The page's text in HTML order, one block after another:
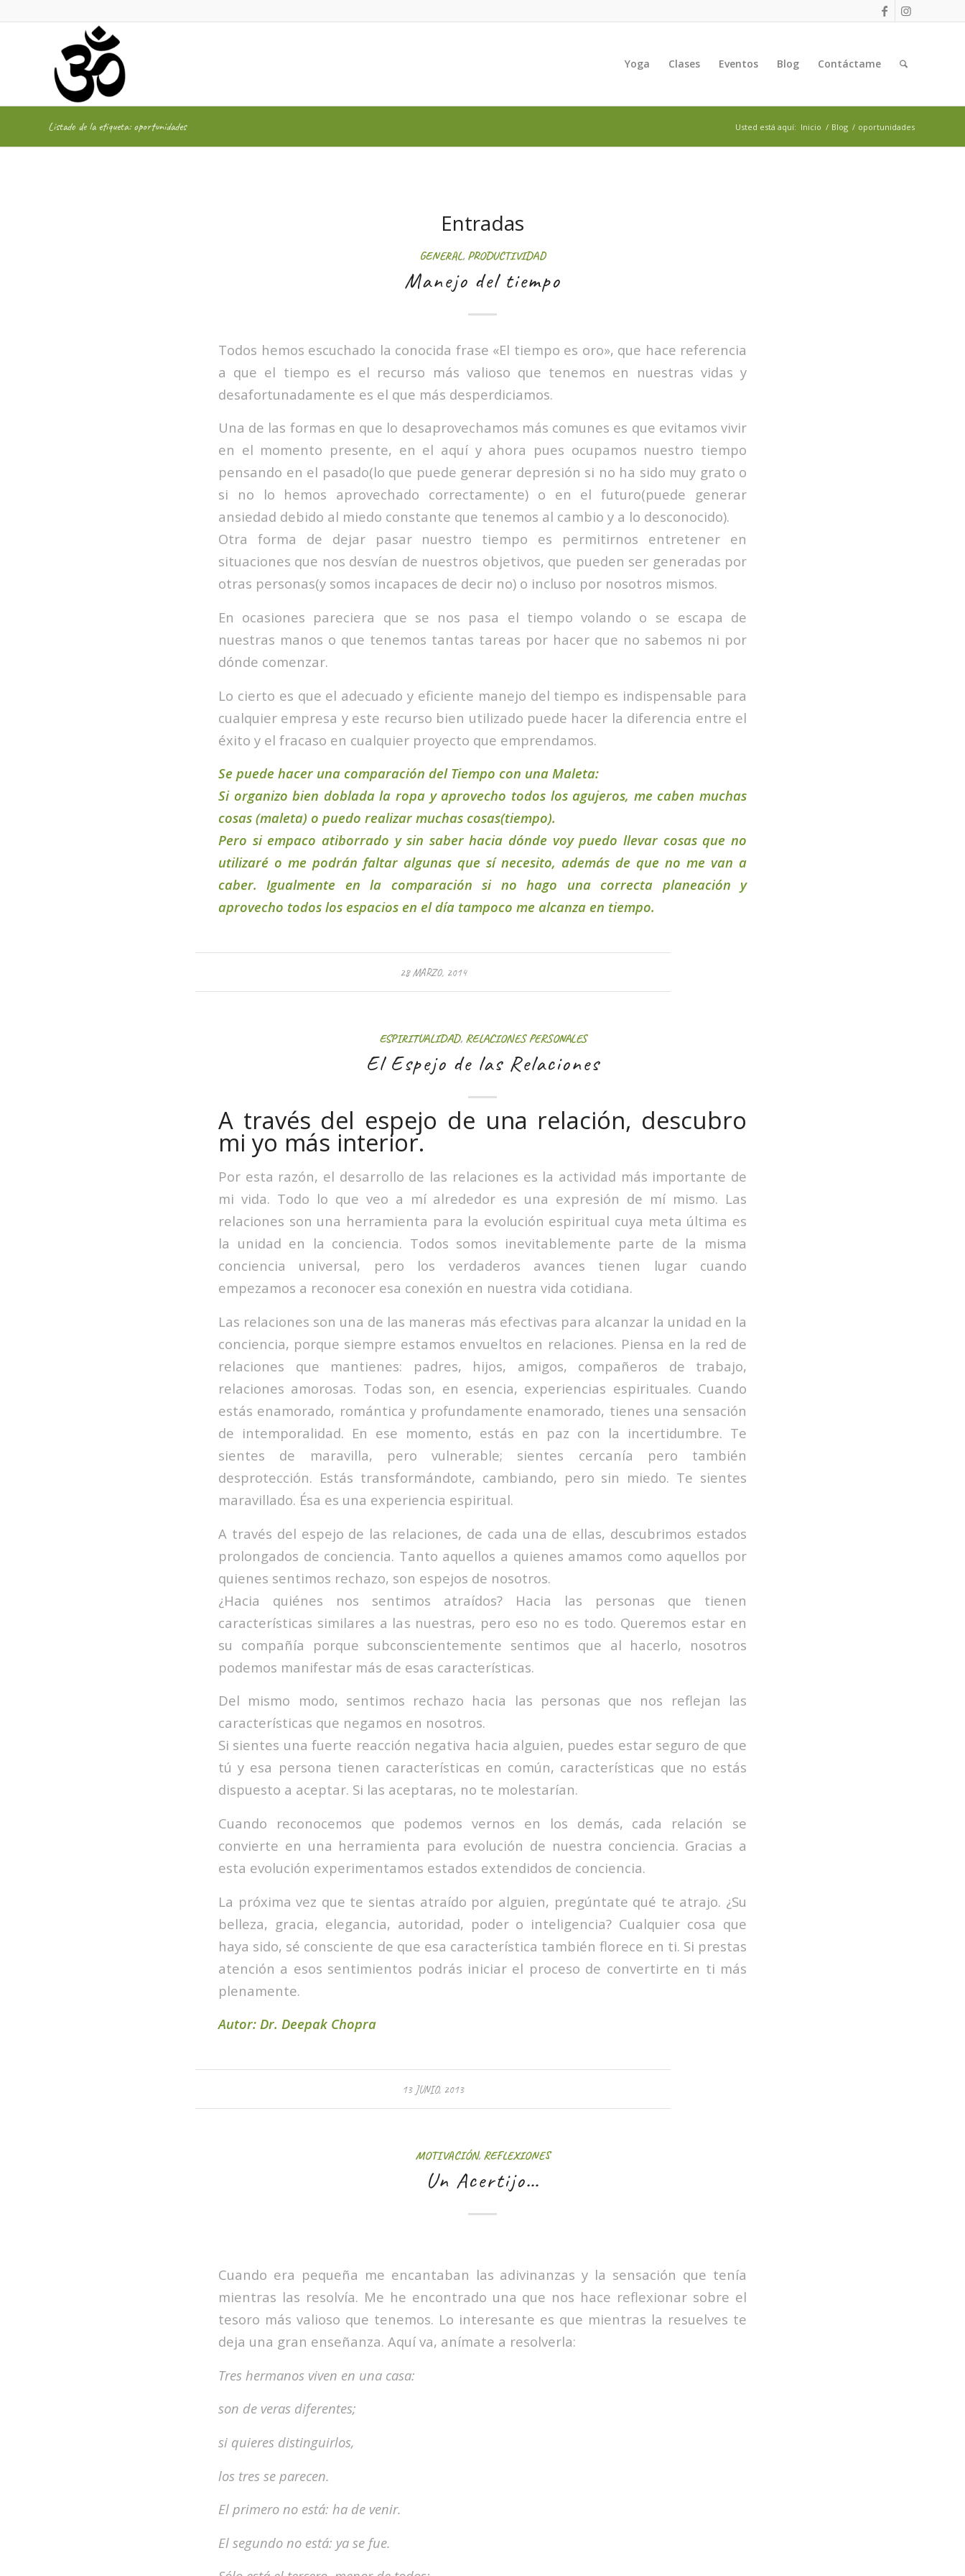
Yoga Clases Eventos Blog Contáctame
Listado de la etiqueta: oportunidades Usted está aquí: Inicio / Blog / oportunidades
Entradas
GENERAL, PRODUCTIVIDAD
Manejo del tiempo
Todos hemos escuchado la conocida frase «El tiempo es oro», que hace referencia
a que el tiempo es el recurso más valioso que tenemos en nuestras vidas y
desafortunadamente es el que más desperdiciamos.
Una de las formas en que lo desaprovechamos más comunes es que evitamos vivir
en el momento presente, en el aquí y ahora pues ocupamos nuestro tiempo
pensando en el pasado(lo que puede generar depresión si no ha sido muy grato o
si no lo hemos aprovechado correctamente) o en el futuro(puede generar
ansiedad debido al miedo constante que tenemos al cambio y a lo desconocido).
Otra forma de dejar pasar nuestro tiempo es permitirnos entretener en
situaciones que nos desvían de nuestros objetivos, que pueden ser generadas por
otras personas(y somos incapaces de decir no) o incluso por nosotros mismos.
En ocasiones pareciera que se nos pasa el tiempo volando o se escapa de
nuestras manos o que tenemos tantas tareas por hacer que no sabemos ni por
dónde comenzar.
Lo cierto es que el adecuado y eficiente manejo del tiempo es indispensable para
cualquier empresa y este recurso bien utilizado puede hacer la diferencia entre el
éxito y el fracaso en cualquier proyecto que emprendamos.
Se puede hacer una comparación del Tiempo con una Maleta:
Si organizo bien doblada la ropa y aprovecho todos los agujeros, me caben muchas
cosas (maleta) o puedo realizar muchas cosas(tiempo).
Pero si empaco atiborrado y sin saber hacia dónde voy puedo llevar cosas que no
utilizaré o me podrán faltar algunas que sí necesito, además de que no me van a
caber. Igualmente en la comparación si no hago una correcta planeación y
aprovecho todos los espacios en el día tampoco me alcanza en tiempo.
28 MARZO, 2014
ESPIRITUALIDAD, RELACIONES PERSONALES
El Espejo de las Relaciones
A través del espejo de una relación, descubro
mi yo más interior.
Por esta razón, el desarrollo de las relaciones es la actividad más importante de
mi vida. Todo lo que veo a mí alrededor es una expresión de mí mismo. Las
relaciones son una herramienta para la evolución espiritual cuya meta última es
la unidad en la conciencia. Todos somos inevitablemente parte de la misma
conciencia universal, pero los verdaderos avances tienen lugar cuando
empezamos a reconocer esa conexión en nuestra vida cotidiana.
Las relaciones son una de las maneras más efectivas para alcanzar la unidad en la
conciencia, porque siempre estamos envueltos en relaciones. Piensa en la red de
relaciones que mantienes: padres, hijos, amigos, compañeros de trabajo,
relaciones amorosas. Todas son, en esencia, experiencias espirituales. Cuando
estás enamorado, romántica y profundamente enamorado, tienes una sensación
de intemporalidad. En ese momento, estás en paz con la incertidumbre. Te
sientes de maravilla, pero vulnerable; sientes cercanía pero también
desprotección. Estás transformándote, cambiando, pero sin miedo. Te sientes
maravillado. Ésa es una experiencia espiritual.
A través del espejo de las relaciones, de cada una de ellas, descubrimos estados
prolongados de conciencia. Tanto aquellos a quienes amamos como aquellos por
quienes sentimos rechazo, son espejos de nosotros.
¿Hacia quiénes nos sentimos atraídos? Hacia las personas que tienen
características similares a las nuestras, pero eso no es todo. Queremos estar en
su compañía porque subconscientemente sentimos que al hacerlo, nosotros
podemos manifestar más de esas características.
Del mismo modo, sentimos rechazo hacia las personas que nos reflejan las
características que negamos en nosotros.
Si sientes una fuerte reacción negativa hacia alguien, puedes estar seguro de que
tú y esa persona tienen características en común, características que no estás
dispuesto a aceptar. Si las aceptaras, no te molestarían.
Cuando reconocemos que podemos vernos en los demás, cada relación se
convierte en una herramienta para evolución de nuestra conciencia. Gracias a
esta evolución experimentamos estados extendidos de conciencia.
La próxima vez que te sientas atraído por alguien, pregúntate qué te atrajo. ¿Su
belleza, gracia, elegancia, autoridad, poder o inteligencia? Cualquier cosa que
haya sido, sé consciente de que esa característica también florece en ti. Si prestas
atención a esos sentimientos podrás iniciar el proceso de convertirte en ti más
plenamente.
Autor: Dr. Deepak Chopra
13 JUNIO, 2013
MOTIVACIÓN, REFLEXIONES
Un Acertijo…
Cuando era pequeña me encantaban las adivinanzas y la sensación que tenía
mientras las resolvía. Me he encontrado una que nos hace reflexionar sobre el
tesoro más valioso que tenemos. Lo interesante es que mientras la resuelves te
deja una gran enseñanza. Aquí va, anímate a resolverla:
Tres hermanos viven en una casa:
son de veras diferentes;
si quieres distinguirlos,
los tres se parecen.
El primero no está: ha de venir.
El segundo no está: ya se fue.